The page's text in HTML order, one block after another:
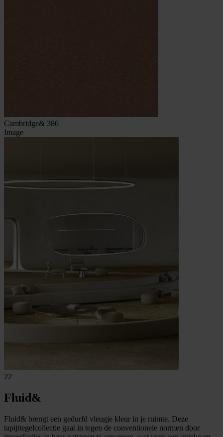
Cambridge& 386
Image
22
Fluid&
Fluid& brengt een gedurfd vleugje kleur in je ruimte. Deze
tapijttegelcollectie gaat in tegen de conventionele normen door